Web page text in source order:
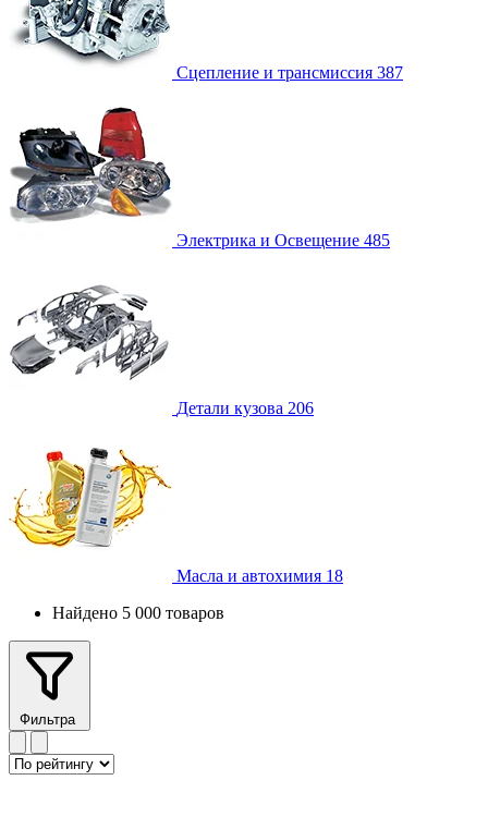
Сцепление и трансмиссия 387
Электрика и Освещение 485
Детали кузова 206
Масла и автохимия 18
Найдено 5 000 товаров
Фильтра